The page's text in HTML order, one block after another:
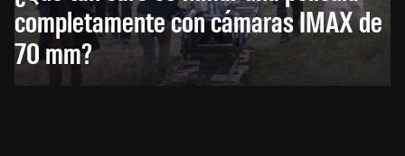
completamente con cámaras IMAX de
70 mm?